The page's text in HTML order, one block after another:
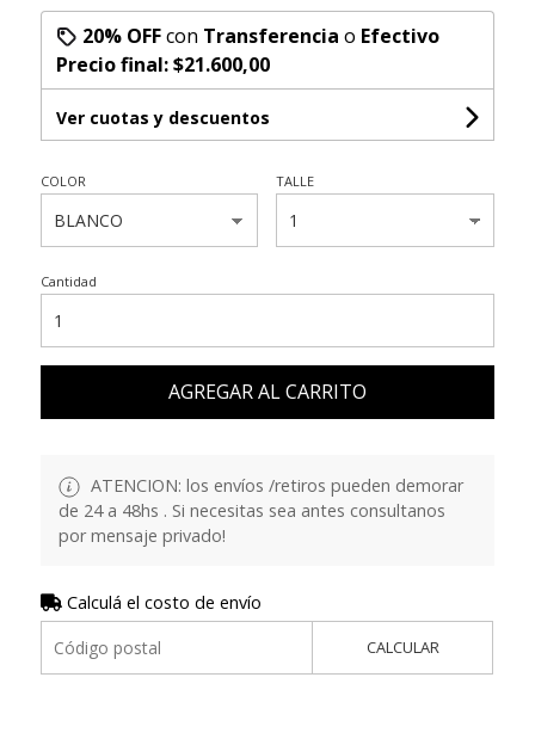
20% OFFcon Transferencia o Efectivo
Precio final:$21.600,00
Ver cuotas y descuentos
COLOR TALLE
Cantidad
AGREGAR AL CARRITO
ATENCION: los envíos /retiros pueden demorar
de 24 a 48hs . Si necesitas sea antes consultanos
por mensaje privado!
Calculá el costo de envío
CALCULAR